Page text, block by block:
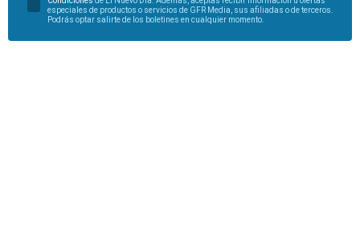
especiales de productos o servicios de GFR Media, sus afiliadas o de terceros.
Podrás optar salirte de los boletines en cualquier momento.